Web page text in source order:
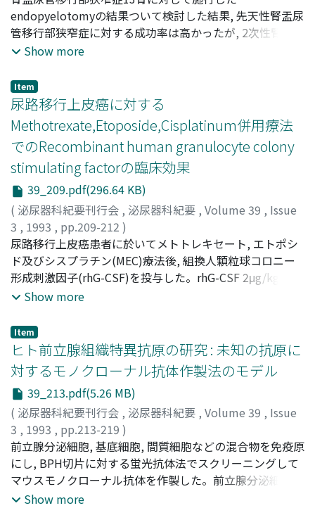
藤, 吉三;中村, 雅至;邵, 仁哲;Uehara, Hidekazu;
Watanabe, Hiroki;Saitoh, Masahito;Uchida, Mutsumi
Imaide, Yoichiro
endopyelotomyの結果ついて検討した結果, 先天性腎盂尿
管移行部狭窄症に対する成功率は高かったが, 2次性腎盂尿
管移行部狭窄症に対する成功率が, 諸家の報告に比べて低
かったことが考えられた
Show more
Item
尿路移行上皮癌に対する
Methotrexate,Etoposide,Cisplatinum併用療法
でのRecombinant human granulocyte colony
stimulating factorの臨床効果
39_209.pdf(296.64 KB)
( 泌尿器科紀要刊行会 , 泌尿器科紀要 , Volume 39 , Issue
3 , 1993 , pp.209-212 )
三浦, 猛;村井, 哲夫;志村, 英俊; 近藤, 猪一郎; Miura,
Takeshi;Murai, Tetsuo;Shimura, Hidetoshi;Kondo,
Iichiro
尿路移行上皮癌患者に於いてメトトレキセート, エトポシ
ド及びシスプラチン(MEC)療法後, 組換人顆粒球コロニー
形成刺激因子(rhG-CSF)を投与した。rhG-CSF 2μg/kgの皮
下注射は, 白血球数が3000/mm3以下に減少した後(短期投
始した。好中球数の最低値は, rhG-CSF非投与の対照群, 短
期投与群, 及び予防的投与群でそれぞれ275±77,
250±317, 及び2066±47/mm3であった。好中球数が
1000/mm3未満の日数は, 対照群, 短期投与群, 及び予防的
投与群でそれぞれ6.6±0.6, 4±2, 及び0.9±0.5日であっ
た。対照群と予防的投与群との間の差異は推計学的に有意
であった
Show more
Item
ヒト前立腺組織特異抗原の研究 : 未知の抗原に
対するモノクローナル抗体作製法のモデル
39_213.pdf(5.26 MB)
( 泌尿器科紀要刊行会 , 泌尿器科紀要 , Volume 39 , Issue
3 , 1993 , pp.213-219 )
吉貴, 達寛;岡田, 裕作;友吉, 唯夫;上田, 正道;小川, 修;吉
田, 修 ;Yoshiki, Tatsuhiro;Okada, Yusaku ;Tomoyoshi,
Tadao;Ueda, Masamichi;Ogawa, Osamu;Yoshida,
Osamu;90260611
前立腺分泌細胞, 基底細胞, 間質細胞などの混合物を免疫原
にし, BPH切片に対する蛍光抗体法でスクリーニングして
マウスモノクローナル抗体を作製した。前立腺分泌細胞に
良く反応し, ホルマリン固定パラフィン切片にも適用可能
Show more